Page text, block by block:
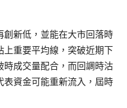
創新低，並能在大市回落時
上重要平均線，突破近期下
時成交量配合，而回調時沽
表資金可能重新流入，屆時